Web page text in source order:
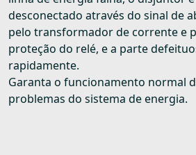
desconectado através do sinal de
pelo transformador de corrente e
proteção do relé, e a parte
rapidamente.
Garanta o funcionamento normal
problemas do sistema de energia.